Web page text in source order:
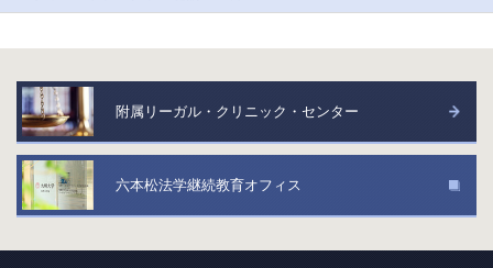
附属リーガル・クリニック・センター
六本松法学継続教育オフィス